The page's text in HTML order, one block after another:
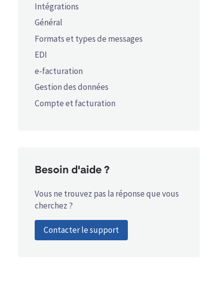
Intégrations
Général
Formats et types de messages
EDI
e-facturation
Gestion des données
Compte et facturation
Besoin d'aide ?
Vous ne trouvez pas la réponse que vous
cherchez ?
Contacter le support